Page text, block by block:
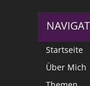
Startseite
Über Mich